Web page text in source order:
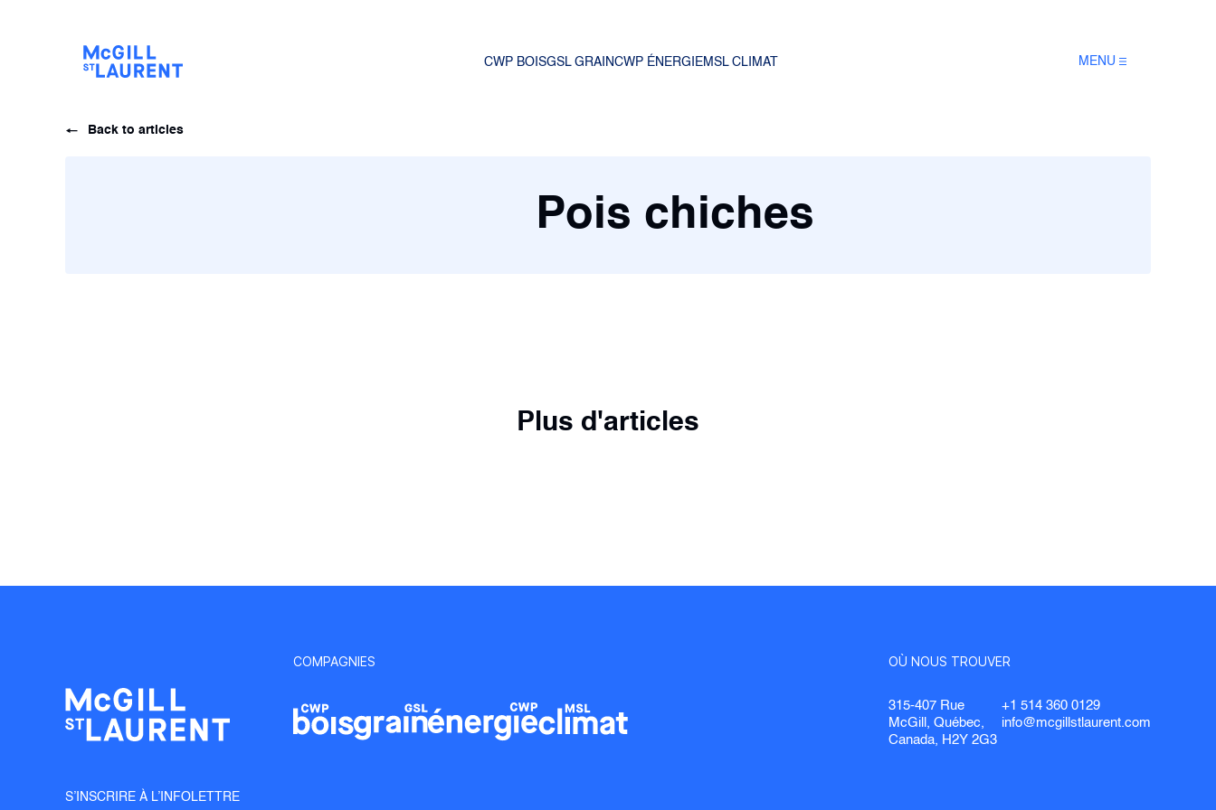
CWP BOISGSL GRAINCWP ÉNERGIE MSL CLIMAT MENU
Back to articles
Pois chiches
Plus d'articles
COMPAGNIES OÙ NOUS TROUVER
315-407 Rue
McGill, Québec,
Canada, H2Y 2G3
+1 514 360 0129
info@mcgillstlaurent.com
S’INSCRIRE À L’INFOLETTRE